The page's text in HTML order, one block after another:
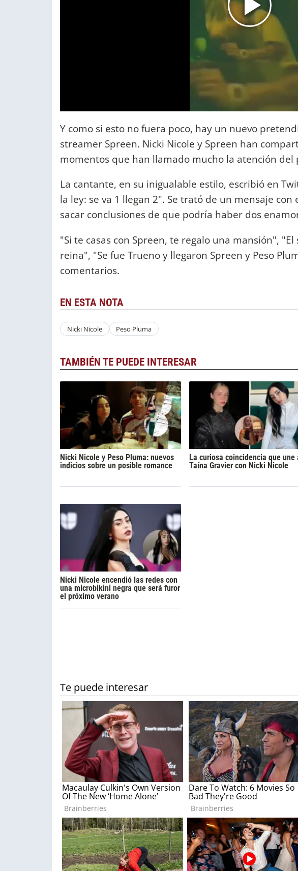
Y como si esto no fuera poco, hay un nuevo
streamer Spreen. Nicki Nicole y Spreen han
momentos que han llamado mucho la atención del
La cantante, en su inigualable estilo, escribió en
la ley: se va 1 llegan 2". Se trató de un mensaje
sacar conclusiones de que podría haber dos
"Si te casas con Spreen, te regalo una mansión",
reina", "Se fue Trueno y llegaron Spreen y Peso
comentarios.
EN ESTA NOTA
Nicki Nicole Peso Pluma
TAMBIÉN TE PUEDE INTERESAR
Nicki Nicole y Peso Pluma: nuevos
indicios sobre un posible romance
La curiosa coincidencia que une
Taína Gravier con Nicki Nicole
Nicki Nicole encendió las redes con
una microbikini negra que será furor
el próximo verano